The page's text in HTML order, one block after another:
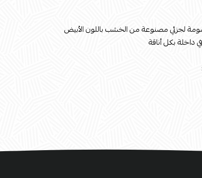
لجزئي مصنوعة من الخشب باللون الأبيض
داخلة بكل أناقة